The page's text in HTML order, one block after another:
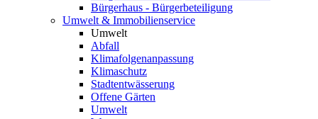
Bürgerhaus - Bürgerbeteiligung
Umwelt & Immobilienservice
Umwelt
Abfall
Klimafolgenanpassung
Klimaschutz
Stadtentwässerung
Offene Gärten
Umwelt